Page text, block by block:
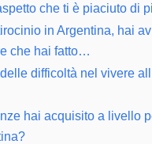
che ti è piaciuto di
in Argentina, hai
che hai fatto…
difficoltà nel vivere
hai acquisito a livello